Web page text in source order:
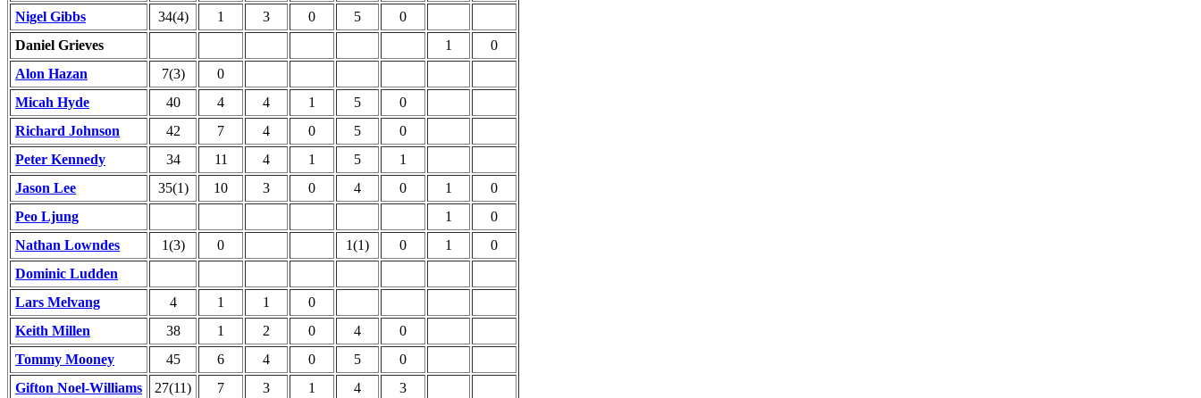
Nigel Gibbs
34(4) 1 3 0 5
0
Daniel Grieves
1
0
Alon Hazan
7(3)
0
Micah Hyde
40 4 4 1 5
0
Richard Johnson
42 7 4 0 5
0
Peter Kennedy
34 11 4 1 5
1
Jason Lee
35(1) 10 3 0 4 0 1
0
Peo Ljung
1
0
Nathan Lowndes
1(3) 0 1(1) 0 1
0
Dominic Ludden
Lars Melvang
4 1 1
0
Keith Millen
38 1 2 0 4
0
Tommy Mooney
45 6 4 0 5
0
Gifton Noel-Williams
27(11) 7 3 1 4
3